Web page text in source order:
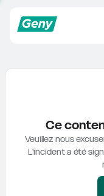
Ce
Veuillez nous
L'incident a été